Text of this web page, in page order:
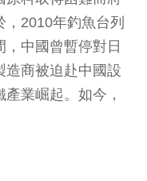
2010年釣魚台列
中國曾暫停對日
造商被迫赴中國設
業崛起。如今，